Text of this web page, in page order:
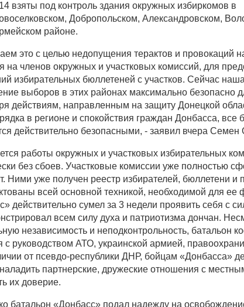
взяты под контроль здания окружных избиркомов в
Добропольском, Александровском,
районе.
это с целью недопущения терактов и провокаций
на членов окружных и участковых комиссий, для
избирательных бюллетеней с участков. Сейчас
выборов в этих районах максимально безопасно
действиям, направленным на защиту Донецкой
в регионе и спокойствия граждан Донбасса, все
действительно безопасными, - заявил вчера Семен
работы окружных и участковых избирательных
без сбоев. Участковые комиссии уже полностью
Ними уже получен реестр избирателей, бюллетени и
всей основной техникой, необходимой для ее
действительно сумел за 3 недели проявить себя с
всем силу духа и патриотизма дончан.
независимость и неподконтрольность, батальон
с руководством АТО, украинской армией,
от псевдо-республики ДНР, бойцам «Донбасса»
партнерские, дружеские отношения с
их доверие.
батальон «Донбасс» подал надежду на